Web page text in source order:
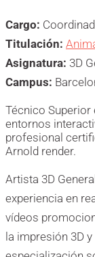
Cargo:
Titulación:
Asignatura: 3D
Campus:
Técnico Superior
entornos
profesional
Arnold render.
Artista 3D
experiencia en
vídeos
la impresión 3D